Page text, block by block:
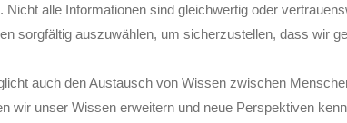
Nicht alle Informationen sind gleichwertig oder
sorgfältig auszuwählen, um sicherzustellen, dass wir
auch den Austausch von Wissen zwischen
wir unser Wissen erweitern und neue Perspektiven